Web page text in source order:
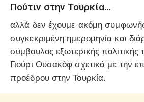
Πούτιν στην Τουρκία…
αλλά δεν έχουμε ακόμη
συγκεκριμένη ημερομηνία και
σύμβουλος εξωτερικής πολιτικής
Γιούρι Ουσακόφ σχετικά με την
προέδρου στην Τουρκία.